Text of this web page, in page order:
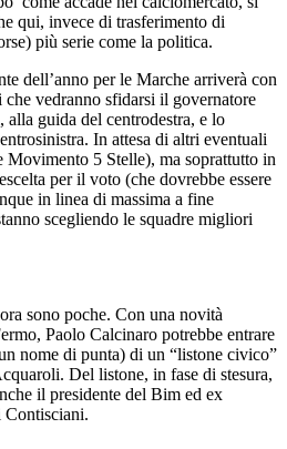
qui, invece di trasferimento di
più serie come la politica.
dell’anno per le Marche arriverà con
vedranno sfidarsi il governatore
alla guida del centrodestra, e lo
In attesa di altri eventuali
Movimento 5 Stelle), ma soprattutto in
per il voto (che dovrebbe essere
in linea di massima a fine
scegliendo le squadre migliori
sono poche. Con una novità
Paolo Calcinaro potrebbe entrare
nome di punta) di un “listone civico”
Del listone, in fase di stesura,
il presidente del Bim ed ex
Contisciani.